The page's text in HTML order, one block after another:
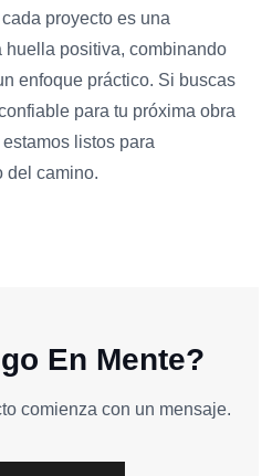
proyecto es una
positiva, combinando
enfoque práctico. Si buscas
para tu próxima obra
listos para
del camino.
En Mente?
comienza con un mensaje.